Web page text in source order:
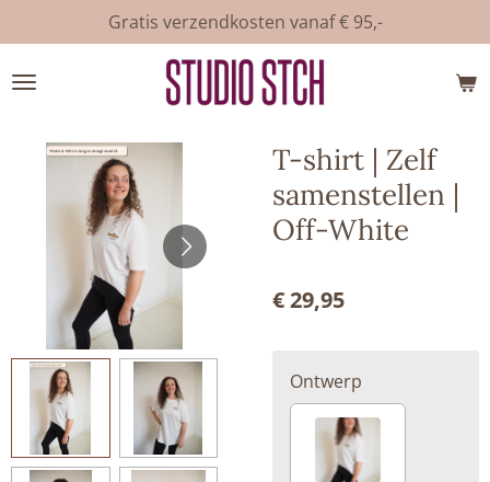
direct
naar
Gratis verzendkosten vanaf € 95,-
T-shirt | Zelf
samenstellen |
Off-White
€ 29,95
Ontwerp